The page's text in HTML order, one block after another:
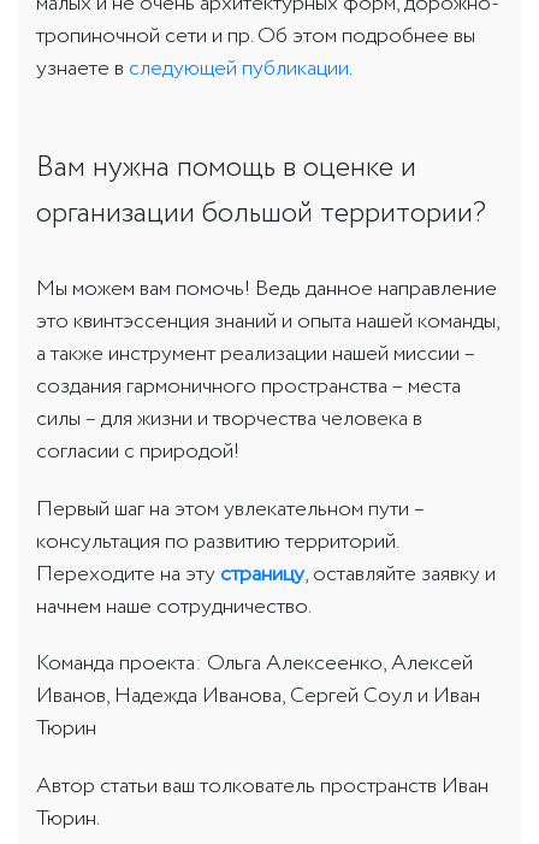
тропиночной сети и пр. Об этом подробнее вы
узнаете в следующей публикации.
Вам нужна помощь в оценке и
организации большой территории?
Мы можем вам помочь! Ведь данное направление
это квинтэссенция знаний и опыта нашей команды,
а также инструмент реализации нашей миссии –
создания гармоничного пространства – места
силы – для жизни и творчества человека в
согласии с природой!
Первый шаг на этом увлекательном пути –
консультация по развитию территорий.
Переходите на этустраницу, оставляйте заявку и
начнем наше сотрудничество.
Команда проекта: Ольга Алексеенко, Алексей
Иванов, Надежда Иванова, Сергей Соул и Иван
Тюрин
Автор статьи ваш толкователь пространств Иван
Тюрин.